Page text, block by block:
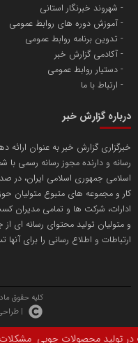
پایگاه اطلاع رسانی
پایگاه اطلاع رسانی دریا
تریبون
انتشار گسترده محتوا در رسانه
مسعودصادقی
محمدعلی کرمعلی
شهروند خبرنگار استانی
آموزش دوره های روابط عمومی
تدوین برنامه روابط عمومی
آکادمی گزارش خبر
دستیار روابط عمومی
ارتباط با ما
درباره گزارش خبر
خبرگزاری گزارش خبر به عنوان ارائه
اسلامی جمهوری اسلامی ایران، در
کار و مجموعه های متبوع متولیان
ادارات، شرکت ها و تمامی مدیران
و متولیان تولید محتوای رسانه ای
ارتباطات و اطلاع رسانی را برای
کلیه حقوق
|
و نقش رسانه‌ها در